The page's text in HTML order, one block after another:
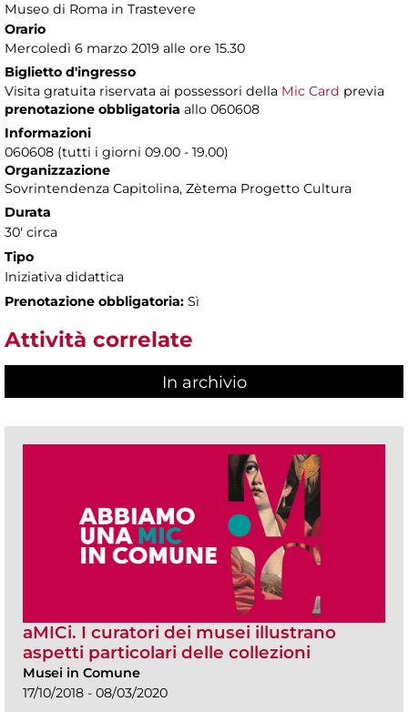
Museo di Roma in Trastevere
Orario
Mercoledì 6 marzo 2019 alle ore 15.30
Biglietto d'ingresso
Visita gratuita riservata ai possessori della Mic Card previa
prenotazione obbligatoria allo 060608
Informazioni
060608 (tutti i giorni 09.00 - 19.00)
Organizzazione
Sovrintendenza Capitolina, Zètema Progetto Cultura
Durata
30' circa
Tipo
Iniziativa didattica
Prenotazione obbligatoria: Sì
Attività correlate
In archivio
aMICi. I curatori dei musei illustrano
aspetti particolari delle collezioni
Musei in Comune
17/10/2018 - 08/03/2020